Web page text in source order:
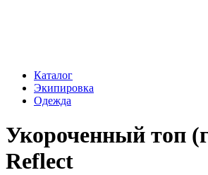
Каталог
Экипировка
Одежда
Укороченный топ
Reflect